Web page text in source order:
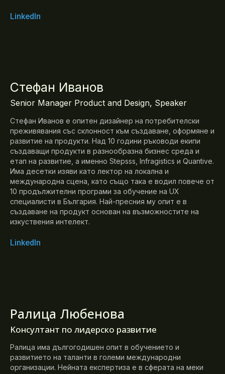
LinkedIn
Стефан Иванов
Senior Manager Product and Design, Speaker
Стефан Иванов е опитен дизайнер на потребителски
преживявания със склонност към създаване, оформяне и
развитие на продукти. Над 10 години ръководи екипи
създаващи продукти в разнообразна бизнес среда и
етап на развитие, а именно Stepsss, Infragistics и Quantive.
Има десетки изяви като лектор на локална и
международна сцена, като също така е водил повече от
10 продължителни програми за обучение на UX
специалисти в България. Най-пресния му опит е в
създаване на продукт основан на възможностите на
изкуствения интелект.
LinkedIn
Ралица Любенова
Koнсултант по лидерско развитие
Ралица има дългогодишен опит в обучението и
развитието на таланти в големи международни
организации. Нейната експертиза е в сферата на меки